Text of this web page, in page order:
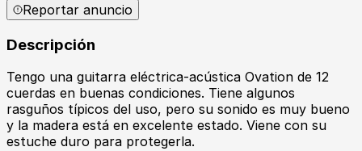
Reportar anuncio
Descripción
Tengo una guitarra eléctrica-acústica Ovation de 12
cuerdas en buenas condiciones. Tiene algunos
rasguños típicos del uso, pero su sonido es muy bueno
y la madera está en excelente estado. Viene con su
estuche duro para protegerla.